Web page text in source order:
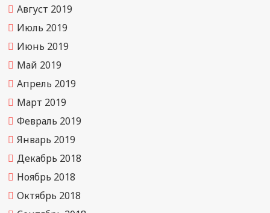
Август 2019
Июль 2019
Июнь 2019
Май 2019
Апрель 2019
Март 2019
Февраль 2019
Январь 2019
Декабрь 2018
Ноябрь 2018
Октябрь 2018